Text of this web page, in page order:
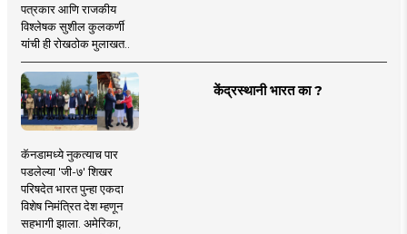
पत्रकार आणि राजकीय
विश्लेषक सुशील कुलकर्णी
यांची ही रोखठोक मुलाखत..
केंद्रस्थानी भारत का ?
कॅनडामध्ये नुकत्याच पार
पडलेल्या 'जी-७' शिखर
परिषदेत भारत पुन्हा एकदा
विशेष निमंत्रित देश म्हणून
सहभागी झाला. अमेरिका,